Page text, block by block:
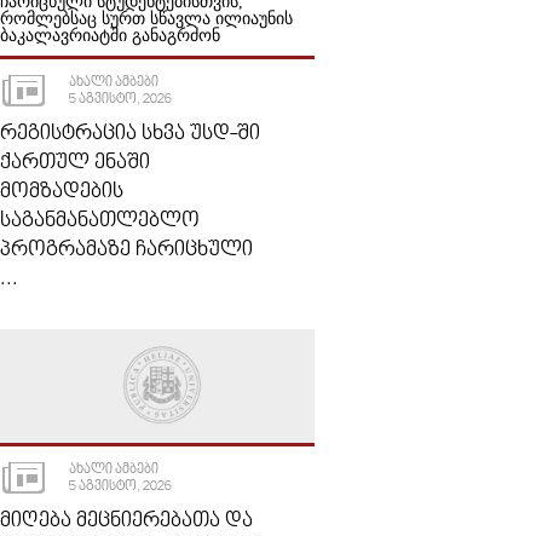
ᲐᲮᲐᲚᲘ ᲐᲛᲑᲔᲑᲘ
5 ᲐᲒᲕᲘᲡᲢᲝ, 2026
ᲠᲔᲒᲘᲡᲢᲠᲐᲪᲘᲐ ᲡᲮᲕᲐ ᲣᲡᲓ-ᲨᲘ
ᲥᲐᲠᲗᲣᲚ ᲔᲜᲐᲨᲘ
ᲛᲝᲛᲖᲐᲓᲔᲑᲘᲡ
ᲡᲐᲒᲐᲜᲛᲐᲜᲐᲗᲚᲔᲑᲚᲝ
ᲞᲠᲝᲒᲠᲐᲛᲐᲖᲔ ᲩᲐᲠᲘᲪᲮᲣᲚᲘ
...
ᲐᲮᲐᲚᲘ ᲐᲛᲑᲔᲑᲘ
5 ᲐᲒᲕᲘᲡᲢᲝ, 2026
ᲛᲘᲦᲔᲑᲐ ᲛᲔᲪᲜᲘᲔᲠᲔᲑᲐᲗᲐ ᲓᲐ